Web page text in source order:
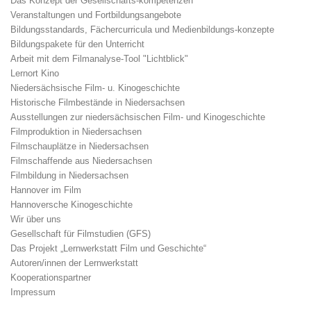
Veranstaltungen und Fortbildungsangebote
Bildungsstandards, Fächercurricula und Medienbildungs-konzepte
Bildungspakete für den Unterricht
Arbeit mit dem Filmanalyse-Tool "Lichtblick"
Lernort Kino
Niedersächsische Film- u. Kinogeschichte
Historische Filmbestände in Niedersachsen
Ausstellungen zur niedersächsischen Film- und Kinogeschichte
Filmproduktion in Niedersachsen
Filmschauplätze in Niedersachsen
Filmschaffende aus Niedersachsen
Filmbildung in Niedersachsen
Hannover im Film
Hannoversche Kinogeschichte
Wir über uns
Gesellschaft für Filmstudien (GFS)
Das Projekt „Lernwerkstatt Film und Geschichte“
Autoren/innen der Lernwerkstatt
Kooperationspartner
Impressum